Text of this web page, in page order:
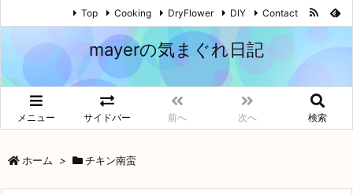
mayerの気まぐれ日記
メニュー サイドバー 前へ 次へ 検索
Top Cooking DryFlower DIY Contact
ホーム > チキン南蛮